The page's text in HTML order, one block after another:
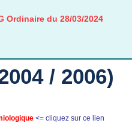
Ordinaire du 28/03/2024
/ 2006)
<= cliquez sur ce lien